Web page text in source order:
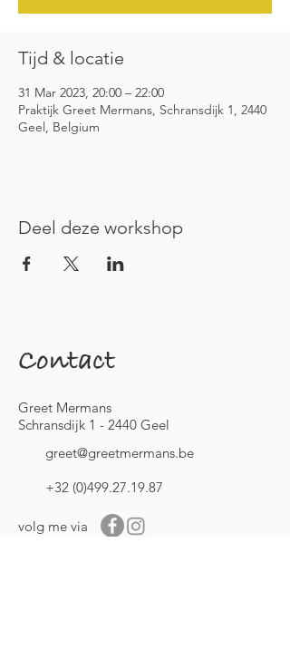
Tijd & locatie
31 Mar 2023, 20:00 – 22:00
Praktijk Greet Mermans, Schransdijk 1, 2440
Geel, Belgium
Deel deze workshop
Contact
Greet Mermans
Schransdijk 1 - 2440 Geel
greet@greetmermans.be
+32 (0)499.27.19.87
volg me via